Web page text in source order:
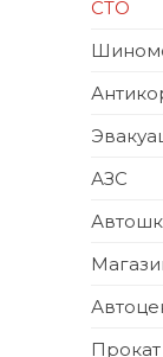
СТО
АЗС
Прокат